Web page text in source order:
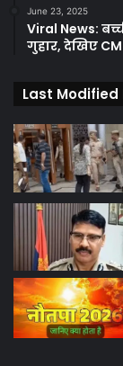
June 23, 2025
Viral News:
गुहार, देखिए
Last Modified